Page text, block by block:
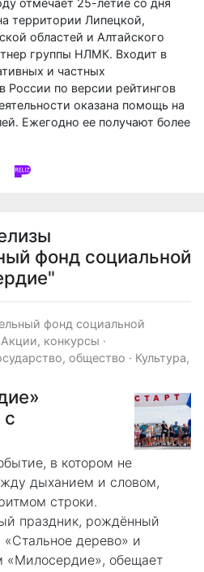
территории Липецкой,
областей и Алтайского
группы НЛМК. Входит в
и частных
России по версии рейтингов
оказана помощь на
Ежегодно ее получают более
фонд социальной
фонд социальной
Акции, конкурсы ·
общество · Культура,
с
в котором не
дыханием и словом,
строки.
праздник, рождённый
дерево» и
обещает